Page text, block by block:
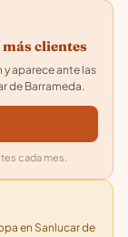
clientes
aparece ante las
de Barrameda.
cada mes.
en Sanlucar de